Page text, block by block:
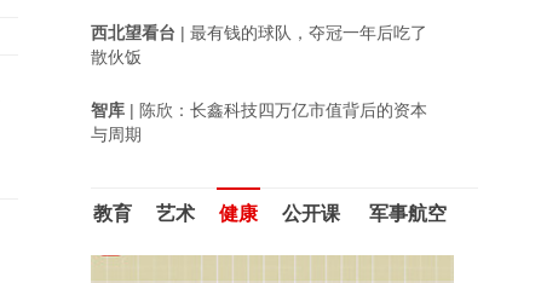
西北望看台 | 最有钱的球队，夺冠一年后吃了
散伙饭
智库 | 陈欣：长鑫科技四万亿市值背后的资本
与周期
教育 艺术 健康 公开课 军事航空